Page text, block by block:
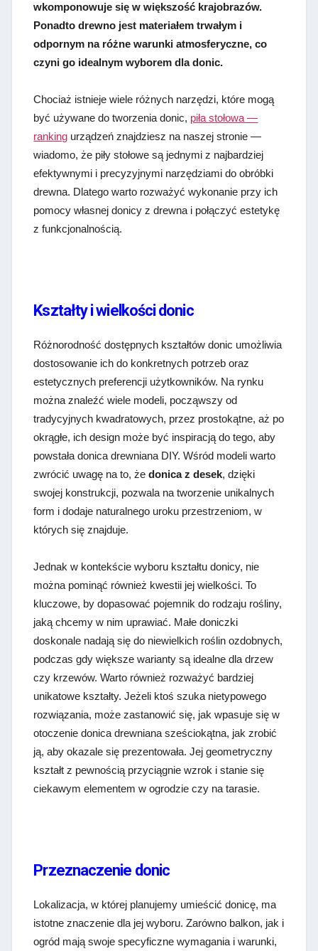
wkomponowuje się w większość krajobrazów.
Ponadto drewno jest materiałem trwałym i
odpornym na różne warunki atmosferyczne, co
czyni go idealnym wyborem dla donic.
Chociaż istnieje wiele różnych narzędzi, które mogą
być używane do tworzenia donic, piła stołowa —
ranking urządzeń znajdziesz na naszej stronie —
wiadomo, że piły stołowe są jednymi z najbardziej
efektywnymi i precyzyjnymi narzędziami do obróbki
drewna. Dlatego warto rozważyć wykonanie przy ich
pomocy własnej donicy z drewna i połączyć estetykę
z funkcjonalnością.
Kształty i wielkości donic
Różnorodność dostępnych kształtów donic umożliwia
dostosowanie ich do konkretnych potrzeb oraz
estetycznych preferencji użytkowników. Na rynku
można znaleźć wiele modeli, począwszy od
tradycyjnych kwadratowych, przez prostokątne, aż po
okrągłe, ich design może być inspiracją do tego, aby
powstała donica drewniana DIY. Wśród modeli warto
zwrócić uwagę na to, żedonica z desek, dzięki
swojej konstrukcji, pozwala na tworzenie unikalnych
form i dodaje naturalnego uroku przestrzeniom, w
których się znajduje.
Jednak w kontekście wyboru kształtu donicy, nie
można pominąć również kwestii jej wielkości. To
kluczowe, by dopasować pojemnik do rodzaju rośliny,
jaką chcemy w nim uprawiać. Małe doniczki
doskonale nadają się do niewielkich roślin ozdobnych,
podczas gdy większe warianty są idealne dla drzew
czy krzewów. Warto również rozważyć bardziej
unikatowe kształty. Jeżeli ktoś szuka nietypowego
rozwiązania, może zastanowić się, jak wpasuje się w
otoczenie donica drewniana sześciokątna, jak zrobić
ją, aby okazale się prezentowała. Jej geometryczny
kształt z pewnością przyciągnie wzrok i stanie się
ciekawym elementem w ogrodzie czy na tarasie.
Przeznaczenie donic
Lokalizacja, w której planujemy umieścić donicę, ma
istotne znaczenie dla jej wyboru. Zarówno balkon, jak i
ogród mają swoje specyficzne wymagania i warunki,